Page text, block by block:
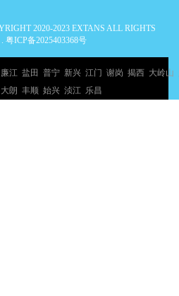
2020-2023 EXTANS ALL RIGHTS
粤ICP备2025403368号
廉江 盐田 普宁 新兴 江门 谢岗 揭西 大岭山
大朗 丰顺 始兴 浈江 乐昌